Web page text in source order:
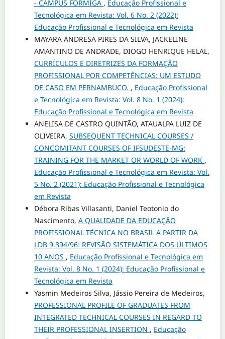
- CAMPUS FORMIGA , Educação Profissional e
Tecnológica em Revista: Vol. 6 No. 2 (2022):
Educação Profissional e Tecnológica em Revista
MAYARA ANDRESA PIRES DA SILVA, JACKELINE
AMANTINO DE ANDRADE, DIOGO HENRIQUE HELAL,
CURRÍCULOS E DIRETRIZES DA FORMAÇÃO
PROFISSIONAL POR COMPETÊNCIAS: UM ESTUDO
DE CASO EM PERNAMBUCO. , Educação Profissional
e Tecnológica em Revista: Vol. 8 No. 1 (2024):
Educação Profissional e Tecnológica em Revista
ANELISA DE CASTRO QUINTÃO, ATAUALPA LUIZ DE
OLIVEIRA, SUBSEQUENT TECHNICAL COURSES /
CONCOMITANT COURSES OF IFSUDESTE-MG:
TRAINING FOR THE MARKET OR WORLD OF WORK ,
Educação Profissional e Tecnológica em Revista: Vol.
5 No. 2 (2021): Educação Profissional e Tecnológica
em Revista
Débora Ribas Villasanti, Daniel Teotonio do
Nascimento, A QUALIDADE DA EDUCAÇÃO
PROFISSIONAL TÉCNICA NO BRASIL A PARTIR DA
LDB 9.394/96: REVISÃO SISTEMÁTICA DOS ÚLTIMOS
10 ANOS , Educação Profissional e Tecnológica em
Revista: Vol. 8 No. 1 (2024): Educação Profissional e
Tecnológica em Revista
Yasmin Medeiros Silva, Jássio Pereira de Medeiros,
PROFESSIONAL PROFILE OF GRADUATES FROM
INTEGRATED TECHNICAL COURSES IN REGARD TO
THEIR PROFESSIONAL INSERTION , Educação